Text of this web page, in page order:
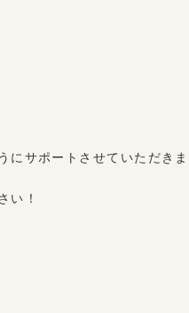
にサポートさせていただき
い！